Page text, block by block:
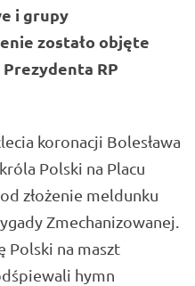
i grupy
zostało objęte
RP
koronacji Bolesława
Polski na Placu
złożenie meldunku
Zmechanizowanej.
Polski na maszt
hymn